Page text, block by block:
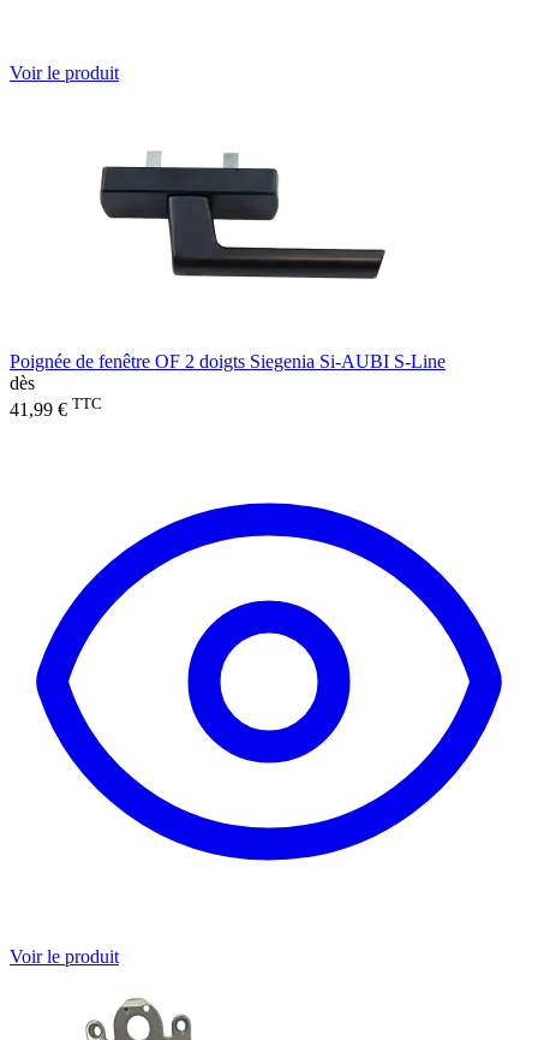
Voir le produit
Poignée de fenêtre OF 2 doigts Siegenia Si-AUBI S-Line
dès
41,99 € TTC
Voir le produit